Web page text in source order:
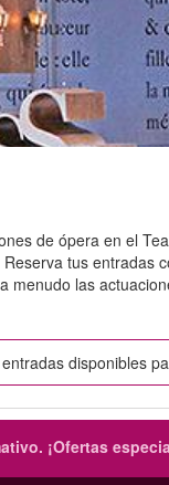
de ópera en el
tus entradas
menudo las
disponibles
¡Ofertas